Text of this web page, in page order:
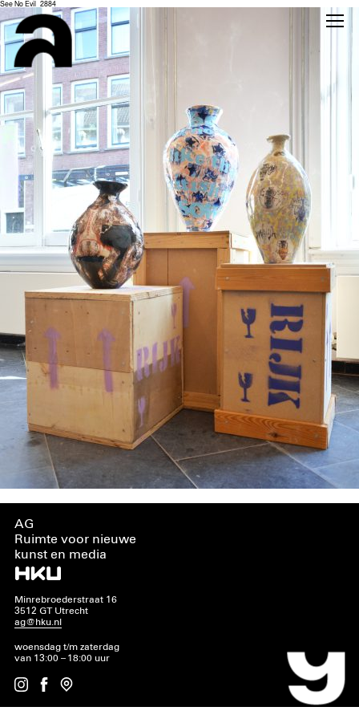
See No Evil_2884
AG
Ruimte voor nieuwe
kunst en media
Minrebroederstraat 16
3512 GT Utrecht
ag@hku.nl
woensdag t/m zaterdag
van 13:00 – 18:00 uur